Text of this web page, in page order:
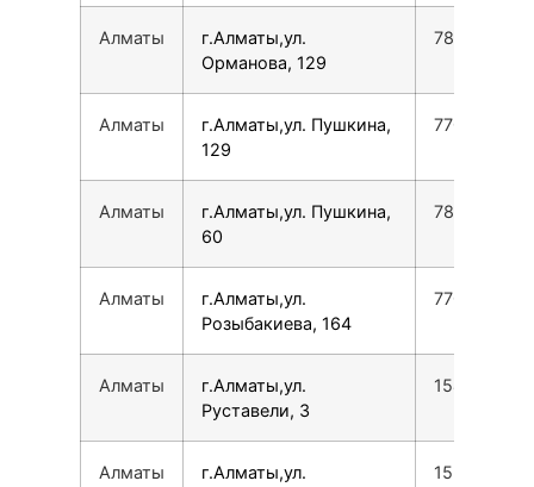
Алматы
г.Алматы,ул.
Орманова, 129
Алматы
г.Алматы,ул. Пушкина,
129
Алматы
г.Алматы,ул. Пушкина,
60
Алматы
г.Алматы,ул.
Розыбакиева, 164
Алматы
г.Алматы,ул.
Руставели, 3
Алматы г.Алматы,ул.